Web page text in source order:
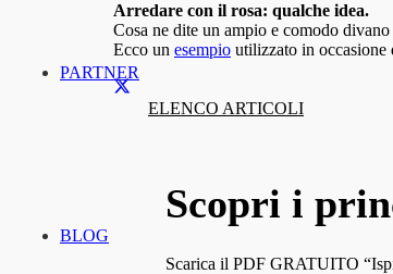
PARTNER
BLOG
Arredare con il rosa: qualche idea.
Cosa ne dite un ampio e comodo divano
Ecco un esempio utilizzato in occasione
ELENCO ARTICOLI
Scopri i
Scarica il PDF GRATUITO